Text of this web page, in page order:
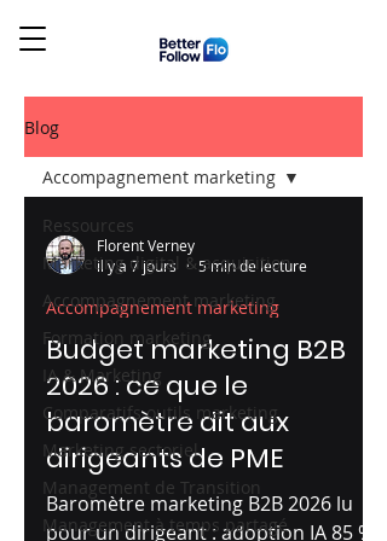
Blog
Ressources
Marketing digital & acquisition
Accompagnement marketing
Formation marketing
IA & Marketing
Comparatifs outils marketing
Marketing sectoriel
Management de Transition
Management à temps partagé
Accompagnement marketing
Florent Verney
il y a 7 jours
5 min de lecture
Accompagnement marketing
Budget marketing B2B
2026 : ce que le
baromètre dit aux
dirigeants de PME
Baromètre marketing B2B 2026 lu
pour un dirigeant : adoption IA 85 %,